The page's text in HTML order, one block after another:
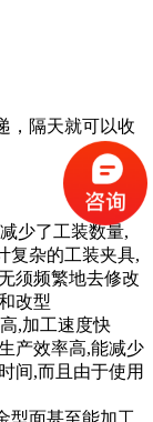
，隔天就可以收
少了工装数量,
复杂的工装夹具,
须频繁地去修改
改型
,加工速度快
产效率高,能减少
间,而且由于使用
型面甚至能加工